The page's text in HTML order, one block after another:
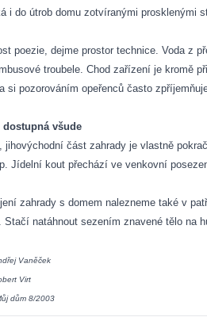
i do útrob domu zotvíranými prosklenými
poezie, dejme prostor technice. Voda z
troubele. Chod zařízení je kromě
si pozorováním opeřenců často
dostupná všude
jihovýchodní část zahrady je vlastně
Jídelní kout přechází ve venkovní
zahrady s domem nalezneme také v
Stačí natáhnout sezením znavené tělo na
Vaněček
Virt
dům 8/2003